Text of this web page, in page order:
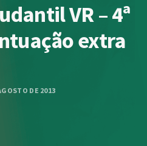
VR – 4ª
extra
DE 2013